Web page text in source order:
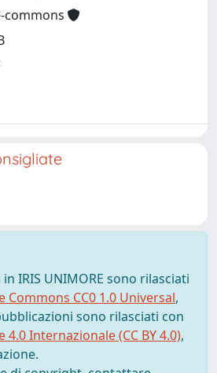
commons
IRIS UNIMORE sono rilasciati
Commons CC0 1.0 Universal,
sono rilasciati con
Internazionale (CC BY 4.0),